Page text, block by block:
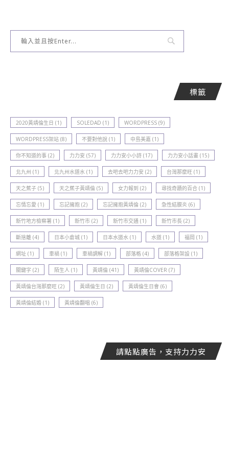
標籤
2020黃靖倫生日 (1) SOLEDAD (1) WORDPRESS (9)
WORDPRESS架站 (8) 不要對他說 (1) 中島美嘉 (1)
你不知道的事 (2) 力力安 (57) 力力安小小詩 (17) 力力安小話畫 (15)
北九州 (1) 北九州水道水 (1) 去吧去吧力力安 (2) 台灣那麼旺 (1)
天之蕉子 (5) 天之蕉子黃靖倫 (5) 女力報到 (2) 尋找奇蹟的百合 (1)
忘情忘愛 (1) 忘記擁抱 (2) 忘記擁抱黃靖倫 (2) 急性結膜炎 (6)
新竹地方檢察署 (1) 新竹巿 (2) 新竹巿交通 (1) 新竹巿長 (2)
斷捨離 (4) 日本小倉城 (1) 日本水道水 (1) 水道 (1) 福岡 (1)
網址 (1) 車禍 (1) 車禍調解 (1) 部落格 (4) 部落格架設 (1)
關鍵字 (2) 陌生人 (1) 黃靖倫 (41) 黃靖倫COVER (7)
黃靖倫台灣那麼旺 (2) 黃靖倫生日 (2) 黃靖倫生日會 (6)
黃靖倫結婚 (1) 黃靖倫翻唱 (6)
請點點廣告，支持力力安